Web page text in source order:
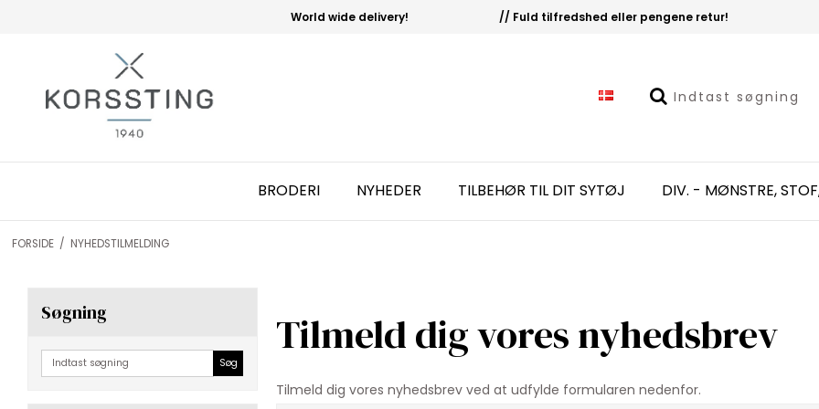
World wide delivery! // Fuld tilfredshed eller pengene retur!
BRODERI NYHEDER TILBEHØR TIL DIT SYTØJ DIV. - MØNSTRE,
FORSIDE / NYHEDSTILMELDING
Søgning
Søg
Tilmeld dig vores nyhedsbrev
Tilmeld dig vores nyhedsbrev ved at udfylde formularen nedenfor.